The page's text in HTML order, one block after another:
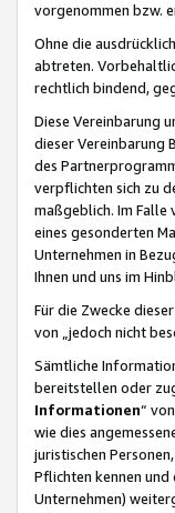
vorgenommen bzw.
Ohne die
abtreten.
rechtlich bindend,
Diese Vereinbarung
dieser Vereinbarung
des
verpflichten sich zu
maßgeblich. Im Falle
eines gesonderten
Unternehmen in
Ihnen und uns im
Für die Zwecke
von „jedoch nicht
Sämtliche
bereitstellen oder
Informationen“
wie dies
juristischen
Pflichten kennen
Unternehmen)